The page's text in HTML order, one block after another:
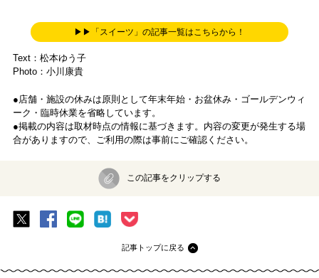
▶▶「スイーツ」の記事一覧はこちらから！
Text：松本ゆう子
Photo：小川康貴
●店舗・施設の休みは原則として年末年始・お盆休み・ゴールデンウィ
ーク・臨時休業を省略しています。
●掲載の内容は取材時点の情報に基づきます。内容の変更が発生する場
合がありますので、ご利用の際は事前にご確認ください。
この記事をクリップする
記事トップに戻る